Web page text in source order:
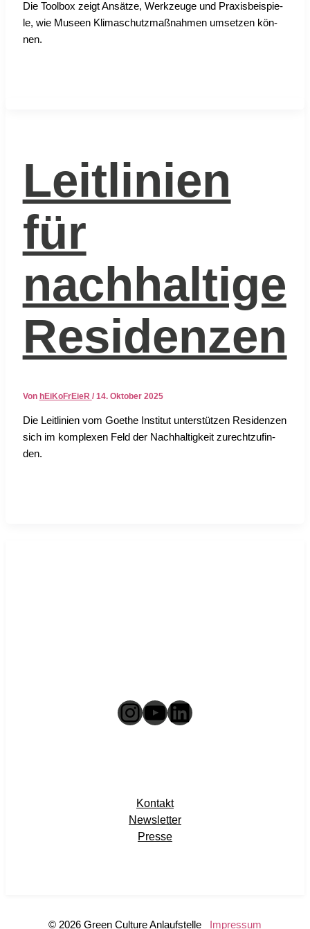
Die Tool­box zeigt Ansät­ze, Werk­zeu­ge und Pra­xis­bei­spie­
le, wie Muse­en Kli­ma­schutz­maß­nah­men umset­zen kön­
nen.
Leitlinien
für
nachhaltige
Residenzen
Von hEiKoFrEieR / 14. Oktober 2025
Die Leit­li­ni­en vom Goe­the Insti­tut unter­stüt­zen Resi­den­zen
sich im kom­ple­xen Feld der Nach­hal­tig­keit zurecht­zu­fin­
den.
Instagram
YouTube
LinkedIn
Kontakt
Newsletter
Presse
© 2026 Green Culture Anlaufstelle Impressum